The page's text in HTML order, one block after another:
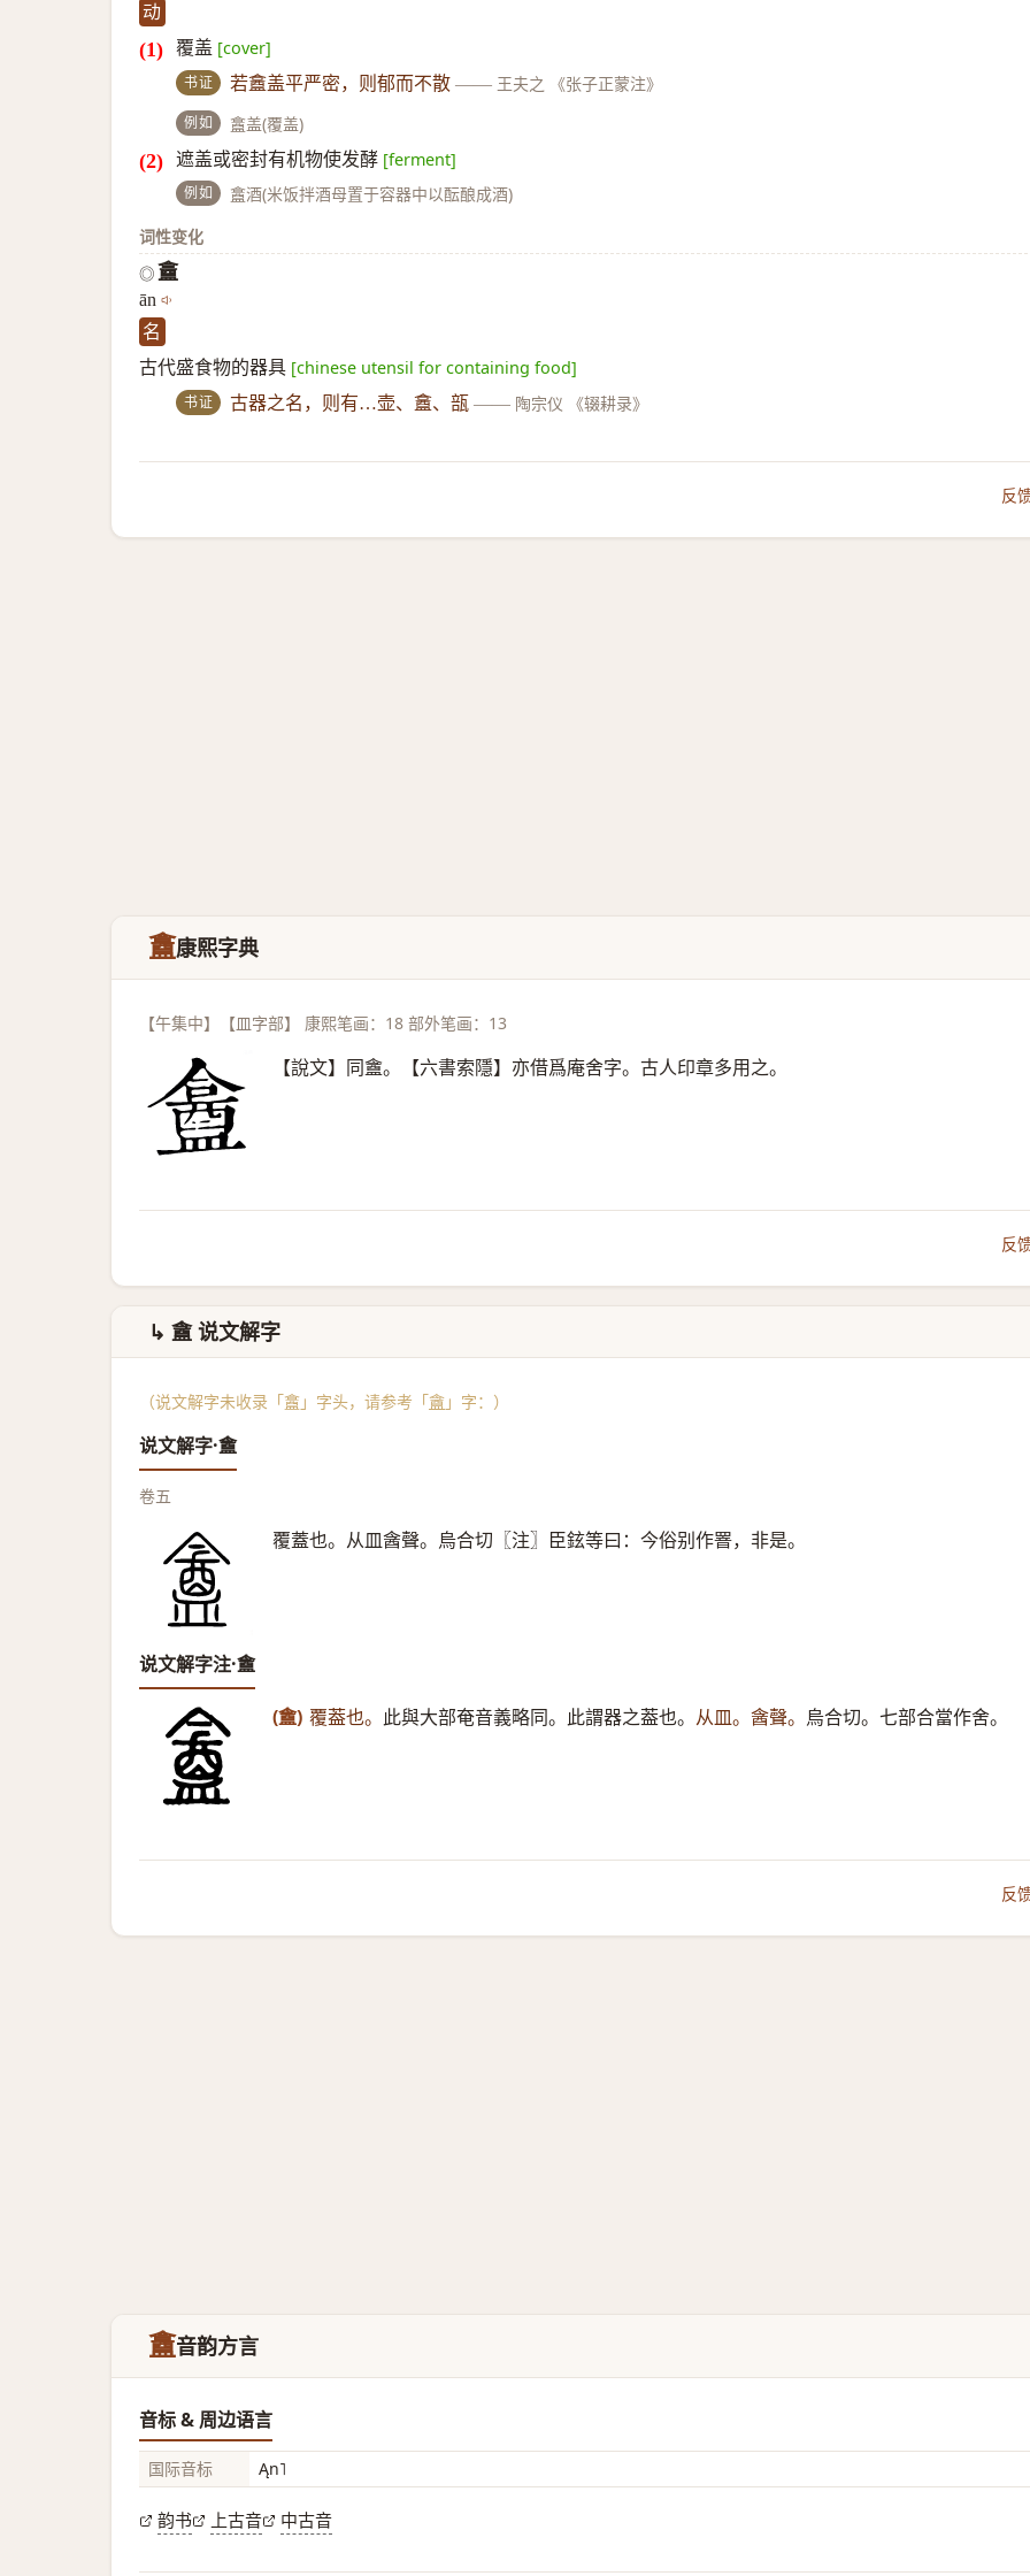
动
覆盖 [cover]
书证 若盫盖平严密，则郁而不散 —— 王夫之 《张子正蒙注》
例如 盫盖(覆盖)
遮盖或密封有机物使发酵 [ferment]
例如
盫酒(米饭拌酒母置于容器中以酝酿成酒)
词性变化
◎ 盫
ān
名
古代盛食物的器具 [chinese utensil for containing food]
书证 古器之名，则有…壶、盫、瓿 —— 陶宗仪 《辍耕录》
反
盫康熙字典
【午集中】【皿字部】 康熙笔画：18 部外笔画：13
【說文】同盦。【六書索隱】亦借爲庵舍字。古人印章多用之。
反
↳ 盦 说文解字
（说文解字未收录「盫」字头，请参考「盦 」字：）
说文解字·盦
卷五
覆蓋也。从皿酓聲。烏合切〖注〗臣鉉等曰：今俗别作罯，非是。
说文解字注·盦
(盦) 覆葢也。 此與大部奄音義略同。此謂器之葢也。 从皿。酓聲。 烏合切。七部合當作舍。
反
盫音韵方言
音标 & 周边语言
国际音标 Ąn˥
韵书 上古音 中古音